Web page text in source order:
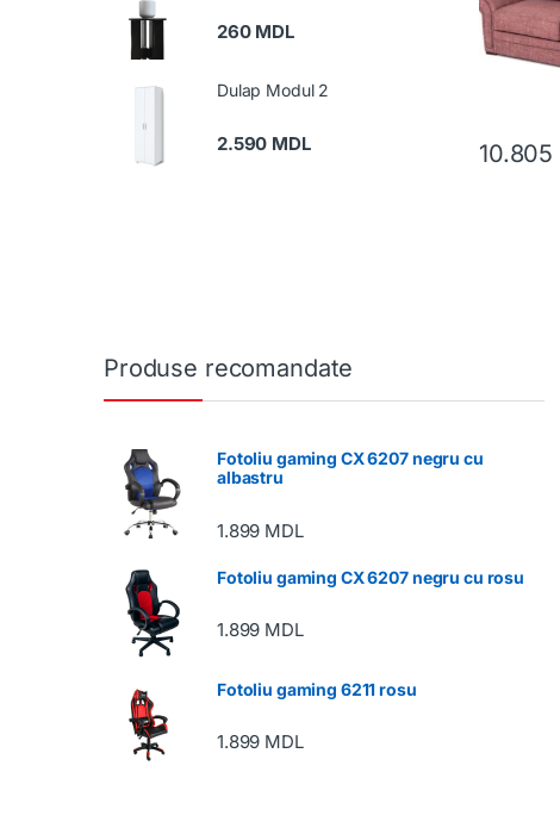
10.805
260 MDL
Dulap Modul 2
2.590 MDL
Produse recomandate
Fotoliu gaming CX 6207 negru cu
albastru
1.899 MDL
Fotoliu gaming CX 6207 negru cu rosu
1.899 MDL
Fotoliu gaming 6211 rosu
1.899 MDL